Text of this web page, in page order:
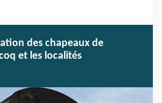
des chapeaux de
et les localités